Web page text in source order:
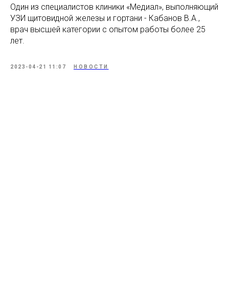
Один из специалистов клиники «Медиал», выполняющий
УЗИ щитовидной железы и гортани - Кабанов В.А.,
врач высшей категории с опытом работы более 25
лет.
2023-04-21 11:07 НОВОСТИ